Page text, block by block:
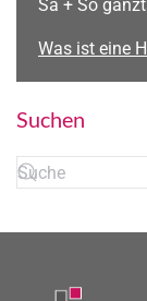
Sa + So
Was ist eine
Suchen